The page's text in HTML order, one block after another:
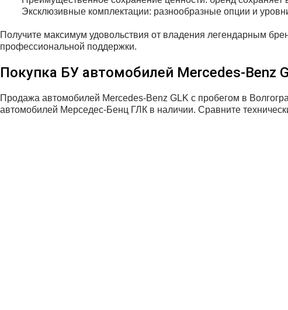
Эксклюзивные комплектации: разнообразные опции и
Получите максимум удовольствия от владения легендарным
профессиональной поддержки.
Покупка БУ автомобилей Mercedes‑Benz
Продажа автомобилей Mercedes‑Benz GLK с пробегом в
автомобилей Мерседес-Бенц ГЛК в наличии. Сравните